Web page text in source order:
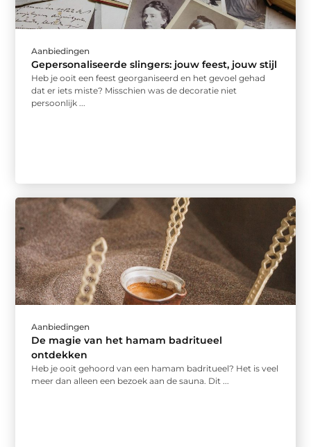
Aanbiedingen
Gepersonaliseerde slingers: jouw feest, jouw stijl
Heb je ooit een feest georganiseerd en het gevoel gehad
dat er iets miste? Misschien was de decoratie niet
persoonlijk ...
Aanbiedingen
De magie van het hamam badritueel
ontdekken
Heb je ooit gehoord van een hamam badritueel? Het is veel
meer dan alleen een bezoek aan de sauna. Dit ...